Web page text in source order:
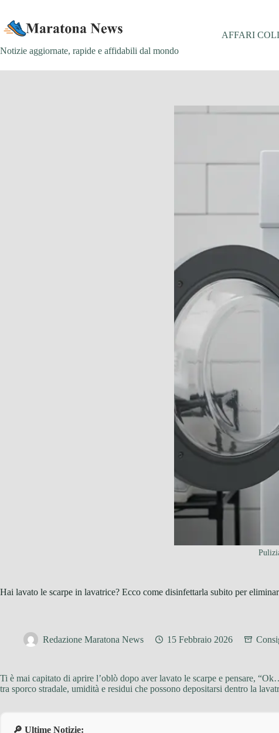
contenuto
Notizie aggiornate, rapide e affidabili dal mondo
AFFARI
Hai lavato le scarpe in lavatrice? Ecco come disinfettarla subito per
Redazione Maratona News 15 Febbraio 2026
Ti è mai capitato di aprire l’oblò dopo aver lavato le scarpe e pensare,
tra sporco stradale, umidità e residui che possono depositarsi dentro la
🔎 Ultime Notizie: